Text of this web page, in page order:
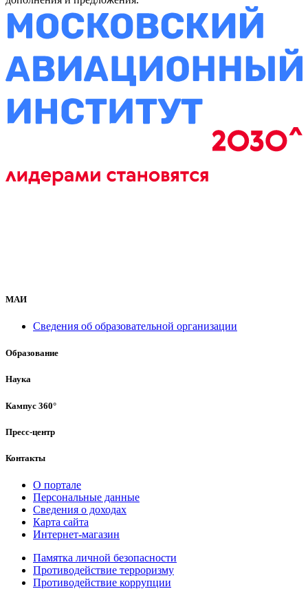
МАИ
Сведения об образовательной организации
Образование
Наука
Кампус 360°
Пресс-центр
Контакты
О портале
Персональные данные
Сведения о доходах
Карта сайта
Интернет-магазин
Памятка личной безопасности
Противодействие терроризму
Противодействие коррупции